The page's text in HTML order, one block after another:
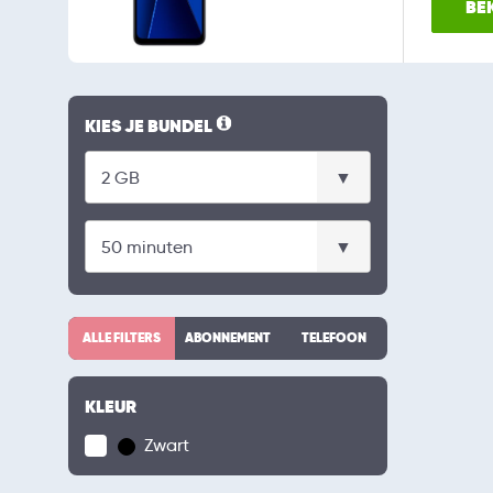
KIES JE BUNDEL
ALLE FILTERS ABONNEMENT TELEFOON
KLEUR
Zwart